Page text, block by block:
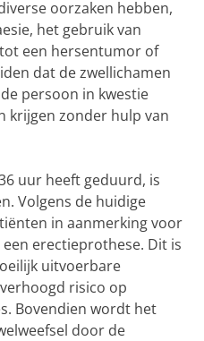
oorzaken hebben,
het gebruik van
een hersentumor of
dat de zwellichamen
persoon in kwestie
krijgen zonder hulp van
uur heeft geduurd, is
Volgens de huidige
in aanmerking voor
erectieprothese. Dit is
uitvoerbare
risico op
Bovendien wordt het
door de